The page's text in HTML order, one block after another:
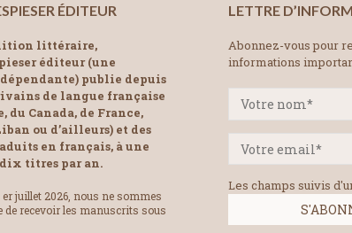
ÉDITEUR
littéraire,
éditeur (une
publie depuis
de langue française
du Canada, de France,
ou d’ailleurs) et des
en français, à une
titres par an.
er juillet 2026, nous ne sommes
de recevoir les manuscrits sous
LETTRE
Abonnez-vous pour
informations
Les champs suivis